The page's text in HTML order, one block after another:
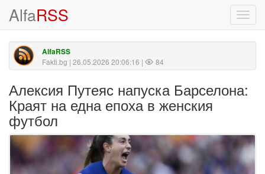
AlfaRSS
AlfaRSS
Fakti.bg | 26.05.2026 20:06:16 | 84
Алексия Путеяс напуска Барселона:
Краят на една епоха в женския
футбол